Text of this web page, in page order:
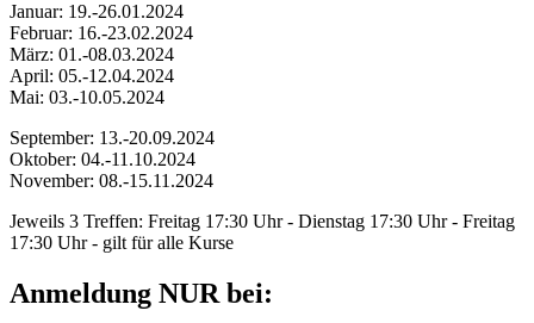
Januar: 19.-26.01.2024
Februar: 16.-23.02.2024
März: 01.-08.03.2024
April: 05.-12.04.2024
Mai: 03.-10.05.2024
September: 13.-20.09.2024
Oktober: 04.-11.10.2024
November: 08.-15.11.2024
Jeweils 3 Treffen: Freitag 17:30 Uhr - Dienstag 17:30 Uhr - Freitag
17:30 Uhr - gilt für alle Kurse
Anmeldung NUR bei: